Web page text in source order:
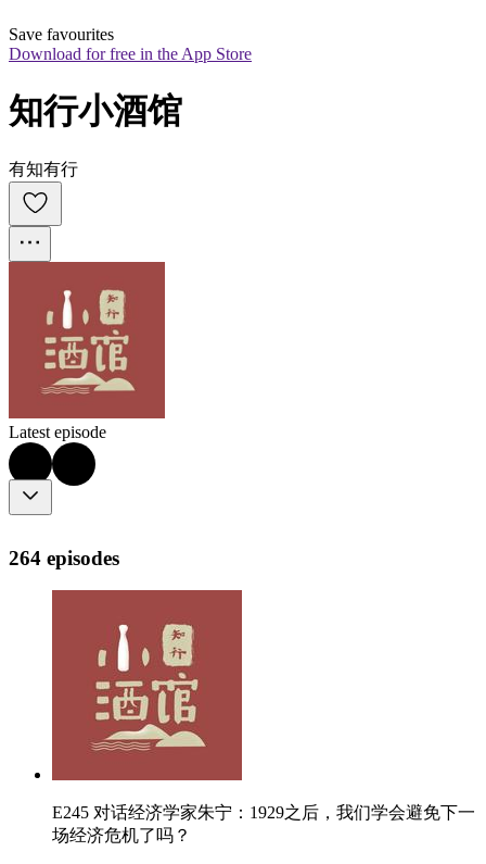
Save favourites
Download for free in the App Store
知行小酒馆
有知有行
Latest episode
264 episodes
E245 对话经济学家朱宁：1929之后，我们学会避免下一
场经济危机了吗？